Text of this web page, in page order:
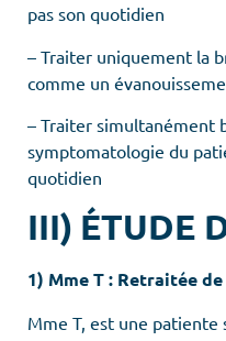
pas son quotidien
– Traiter uniquement la
comme un
– Traiter simultanément
symptomatologie du
quotidien
III) ÉTUDE
1) Mme T : Retraitée de
Mme T, est une patiente